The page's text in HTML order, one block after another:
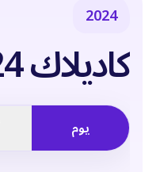
2024
كاديلاك Xt4 2024
يوم